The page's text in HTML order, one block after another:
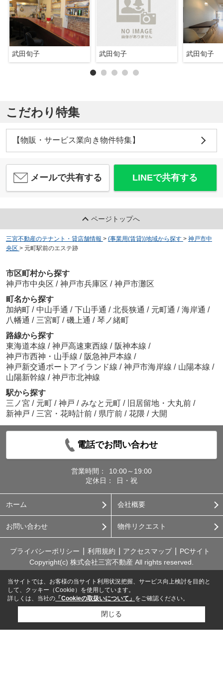
武田旬子 武田旬子 武田旬子
こだわり特集
【物販・サービス業向き物件特集】
メールで共有する LINEで共有する
ページトップへ
三宮不動産のテナント・貸店舗情報 > (事業用(賃貸))地域から探す > 神戸市中
央区 > 元町駅前のエステ跡
市区町村から探す
神戸市中央区 / 神戸市兵庫区 / 神戸市灘区
町名から探す
加納町 / 中山手通 / 下山手通 / 北長狭通 / 元町通 / 海岸通 /
八幡通 / 三宮町 / 磯上通 / 琴ノ緒町
路線から探す
東海道本線 / 神戸高速東西線 / 阪神本線 /
神戸市西神・山手線 / 阪急神戸本線 /
神戸新交通ポートアイランド線 / 神戸市海岸線 / 山陽本線 /
山陽新幹線 / 神戸市北神線
駅から探す
三ノ宮 / 元町 / 神戸 / みなと元町 / 旧居留地・大丸前 /
新神戸 / 三宮・花時計前 / 県庁前 / 花隈 / 大開
電話でお問い合わせ
営業時間：
10:00～19:00
定休日：
日・祝
ホーム 会社概要
お問い合わせ 物件リクエスト
プライバシーポリシー 利用規約 アクセスマップ
PCサイト
Copyright(c) 株式会社三宮不動産 All rights reserved.
当サイトでは、お客様の当サイト利用状況把握、サービス向上検討を目的と
して、クッキー（Cookie）を使用しています。
詳しくは、当社の 「Cookieの取扱いについて」 をご確認ください。
閉じる